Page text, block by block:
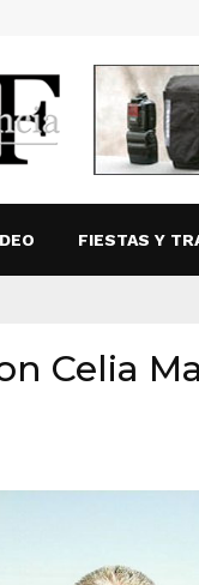
FIESTAS Y
Celia